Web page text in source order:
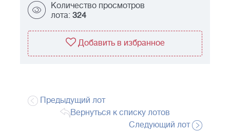
Количество просмотров
лота: 324
Добавить в избранное
Предыдущий лот
Вернуться к списку лотов
Следующий лот